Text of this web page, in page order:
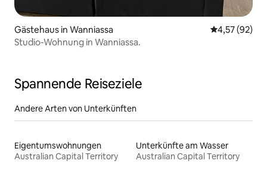
Gästehaus in Wanniassa
4,57 (92)
Studio-Wohnung in Wanniassa.
Spannende Reiseziele
Andere Arten von Unterkünften
Eigentumswohnungen
Australian Capital Territory
Unterkünfte am Wasser
Australian Capital Territory